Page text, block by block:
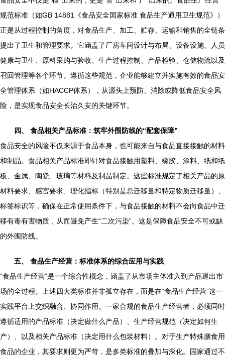
规范标准（如GB 14881《食品安全国家标准 食品生产通用卫生规范》）
正是从过程控制的角度，对食品生产、加工、贮存、运输和销售的全链条
提出了卫生和管理要求。它涵盖了厂房车间设计与布局、设备设施、人员
健康与卫生、原料采购与验收、生产过程控制、产品检验、仓储物流以及
召回管理等各个环节。遵循这些规范，企业能够建立并实施有效的食品安
全管理体系（如HACCP体系），从源头上预防、消除或降低食品安全风
险，是实现食品安全长治久安的关键环节。
四、 食品相关产品标准：筑牢外围防线的“配套保障”
食品安全的风险不仅来源于食品本身，也可能来自与食品直接接触的材料
和制品。食品相关产品标准即针对食品接触用塑料、橡胶、涂料、纸和纸
板、金属、陶瓷、玻璃等材料及制品制定。这些标准规定了相关产品的原
材料要求、感官要求、理化指标（特别是总迁移量和特定物质迁移量）、
标签标识等，确保在正常使用条件下，与食品接触的材料不会向食品中迁
移有毒有害物质，从而避免产生“二次污染”。这是保障食品安全不可或缺
的外围防线。
五、 食品生产经营：标准体系的综合应用与实践
“食品生产经营”是一个综合性概念，涵盖了从市场主体准入到产品退出市
场的全过程。上述四大类标准并非孤立存在，而是在“食品生产经营”这一
实践平台上交织融合、协同作用。一家合规的食品生产经营者，必须同时
遵循适用的产品标准（决定做什么产品）、生产经营规范（决定如何生
产）、以及相关产品标准（决定用什么包装材料）。对于生产特殊膳食用
食品的企业，其要求则更为严苛，是多类标准的叠加与深化。国家通过不